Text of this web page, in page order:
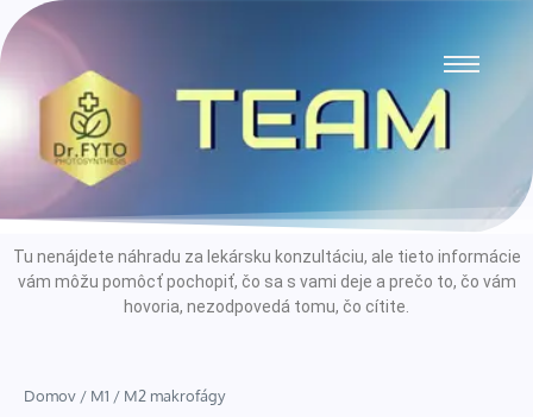
Tu nenájdete náhradu za lekársku konzultáciu, ale tieto informácie
vám môžu pomôcť pochopiť, čo sa s vami deje a prečo to, čo vám
hovoria, nezodpovedá tomu, čo cítite.
Domov / M1 / M2 makrofágy